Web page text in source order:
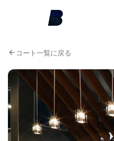
コート一覧に戻る